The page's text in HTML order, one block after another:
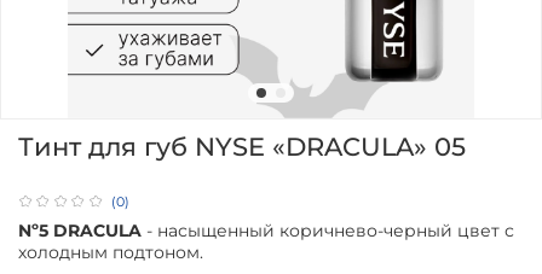
(0)
Тинт для губ NYSE «DRACULA» 05
Nº5 DRACULA - насыщенный коричнево-черный цвет с
холодным подтоном.